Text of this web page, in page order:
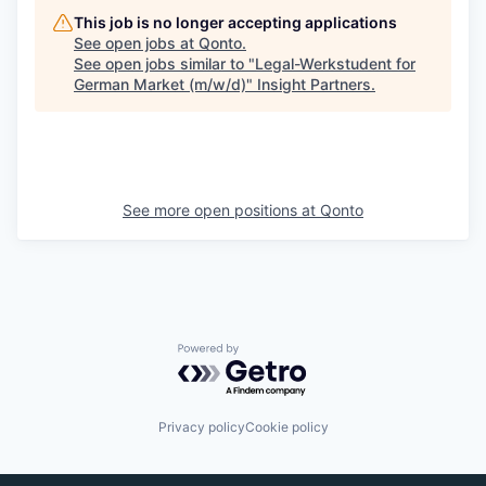
This job is no longer accepting applications
See open jobs at Qonto.
See open jobs similar to "Legal-Werkstudent for
German Market (m/w/d)" Insight Partners.
See more open positions at Qonto
Powered by Getro.com
Privacy policyCookie policy